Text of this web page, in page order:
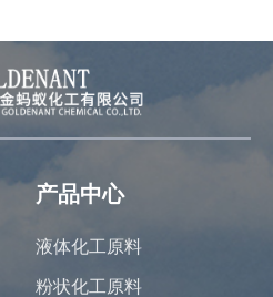
产品中心
液体化工原料
粉状化工原料